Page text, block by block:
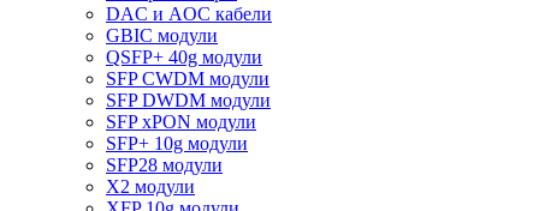
DAC и AOC кабели
GBIC модули
QSFP+ 40g модули
SFP CWDM модули
SFP DWDM модули
SFP xPON модули
SFP+ 10g модули
SFP28 модули
X2 модули